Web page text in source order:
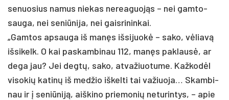
se­nuo­sius na­mus nie­kas ne­rea­guojąs – nei gam­to­
sau­ga, nei se­niū­ni­ja, nei gais­ri­nin­kai.
„Gam­tos ap­sau­ga iš manęs iš­si­juokė – sa­ko, vėliavą
iš­si­kelk. O kai pa­skam­bi­nau 112, manęs pa­klausė, ar
de­ga jau? Jei degtų, sa­ko, at­va­žiuo­tu­me. Kaž­kodėl
vi­so­kių ka­tinų iš med­žio iš­kel­ti tai va­žiuo­ja… Skam­bi­
nau ir į se­niū­niją, aiš­ki­no prie­mo­nių ne­tu­rin­tys, – apie